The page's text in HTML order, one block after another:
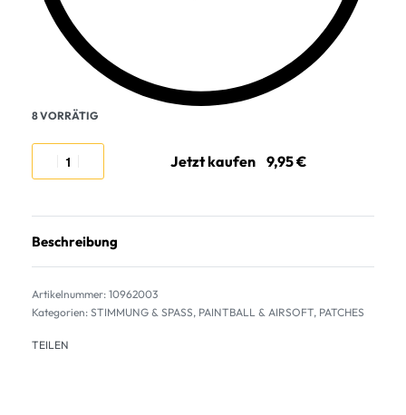
8 VORRÄTIG
Jetzt kaufen
Beschreibung
10962003
Kategorien: STIMMUNG & SPASS, PAINTBALL & AIRSOFT, PATCHES
TEILEN